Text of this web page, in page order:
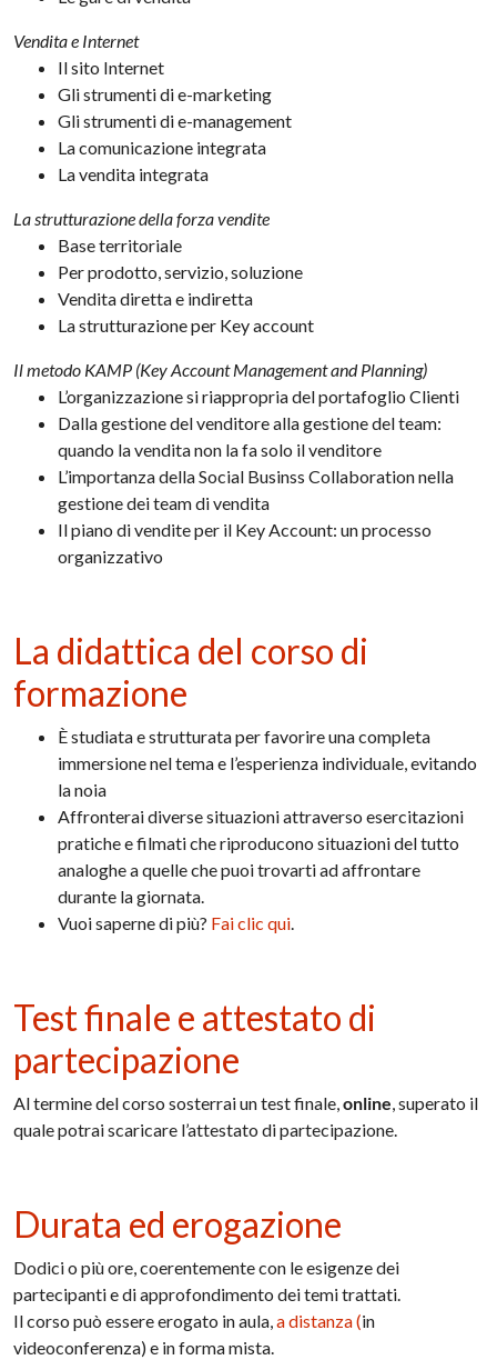
Vendita e Internet
Il sito Internet
Gli strumenti di e-marketing
Gli strumenti di e-management
La comunicazione integrata
La vendita integrata
La strutturazione della forza vendite
Base territoriale
Per prodotto, servizio, soluzione
Vendita diretta e indiretta
La strutturazione per Key account
Il metodo KAMP (Key Account Management and Planning)
L’organizzazione si riappropria del portafoglio Clienti
Dalla gestione del venditore alla gestione del team:
quando la vendita non la fa solo il venditore
L’importanza della Social Businss Collaboration nella
gestione dei team di vendita
Il piano di vendite per il Key Account: un processo
organizzativo
La didattica del corso di
formazione
È studiata e strutturata per favorire una completa
immersione nel tema e l’esperienza individuale, evitando
la noia
Affronterai diverse situazioni attraverso esercitazioni
pratiche e filmati che riproducono situazioni del tutto
analoghe a quelle che puoi trovarti ad affrontare
durante la giornata.
Vuoi saperne di più? Fai clic qui.
Test finale e attestato di
partecipazione
Al termine del corso sosterrai un test finale,online, superato il
quale potrai scaricare l’attestato di partecipazione.
Durata ed erogazione
Dodici o più ore, coerentemente con le esigenze dei
partecipanti e di approfondimento dei temi trattati.
Il corso può essere erogato in aula,a distanza(in
videoconferenza) e in forma mista.